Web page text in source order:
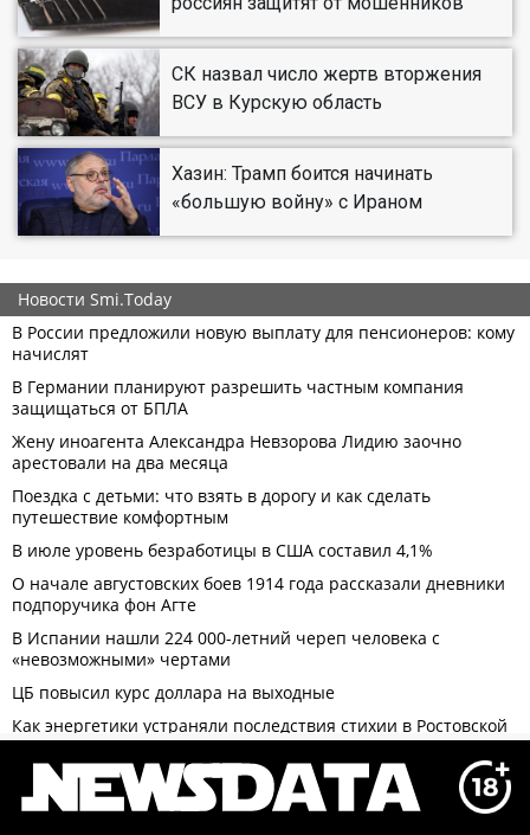
СК назвал число жертв вторжения
ВСУ в Курскую область
Хазин: Трамп боится начинать
«большую войну» с Ираном